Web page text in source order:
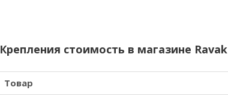
Крепления стоимость в магазине Ravak
Товар